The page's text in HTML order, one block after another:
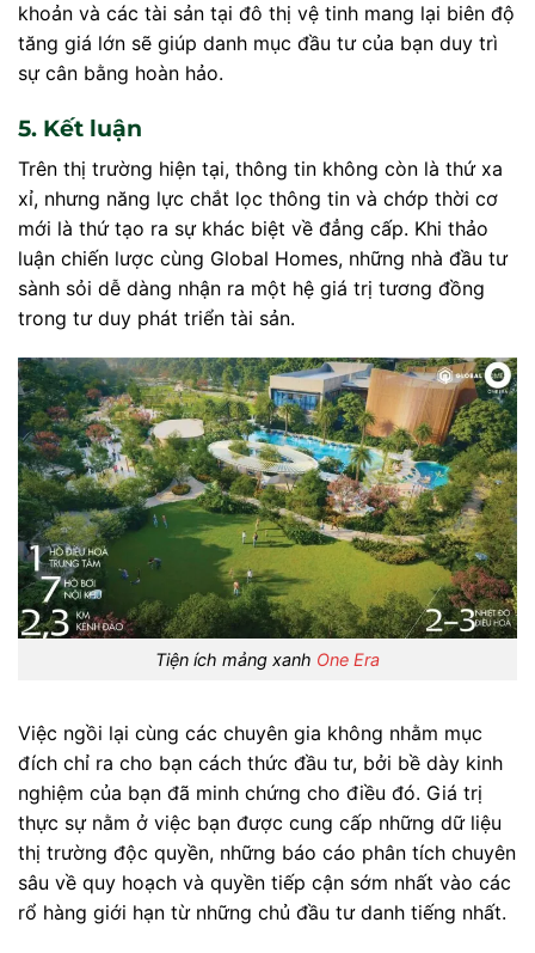
khoản và các tài sản tại đô thị vệ tinh mang lại biên độ
tăng giá lớn sẽ giúp danh mục đầu tư của bạn duy trì
sự cân bằng hoàn hảo.
5. Kết luận
Trên thị trường hiện tại, thông tin không còn là thứ xa
xỉ, nhưng năng lực chắt lọc thông tin và chớp thời cơ
mới là thứ tạo ra sự khác biệt về đẳng cấp. Khi thảo
luận chiến lược cùng Global Homes, những nhà đầu tư
sành sỏi dễ dàng nhận ra một hệ giá trị tương đồng
trong tư duy phát triển tài sản.
Tiện ích mảng xanh One Era
Việc ngồi lại cùng các chuyên gia không nhằm mục
đích chỉ ra cho bạn cách thức đầu tư, bởi bề dày kinh
nghiệm của bạn đã minh chứng cho điều đó. Giá trị
thực sự nằm ở việc bạn được cung cấp những dữ liệu
thị trường độc quyền, những báo cáo phân tích chuyên
sâu về quy hoạch và quyền tiếp cận sớm nhất vào các
rổ hàng giới hạn từ những chủ đầu tư danh tiếng nhất.